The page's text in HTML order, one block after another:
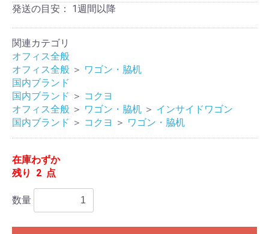
発送の目安： 1週間以降
関連カテゴリ
オフィス全般
オフィス全般 ＞ ワゴン・脇机
国内ブランド
国内ブランド ＞ コクヨ
オフィス全般 ＞ ワゴン・脇机 ＞ インサイドワゴン
国内ブランド ＞ コクヨ ＞ ワゴン・脇机
在庫わずか
残り 2 点
数量